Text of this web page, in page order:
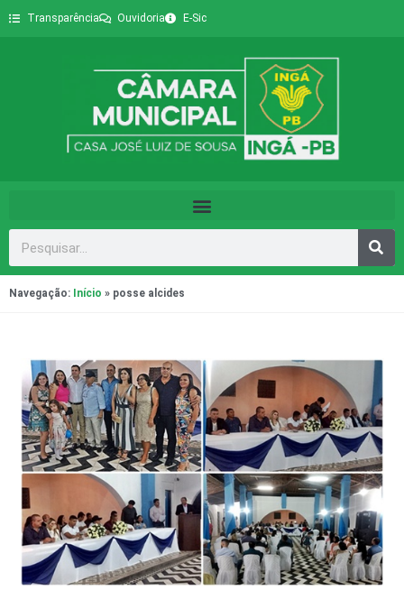
Transparência Ouvidoria E-Sic
Navegação: Início » posse alcides